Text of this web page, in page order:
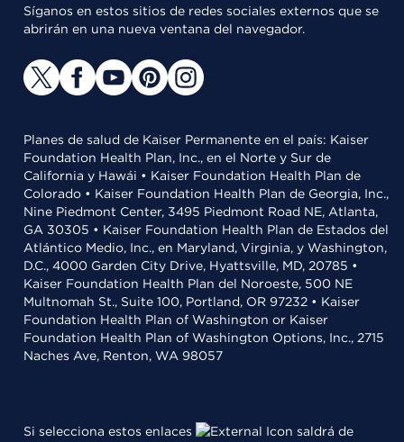
Síganos en estos sitios de redes sociales externos que se
abrirán en una nueva ventana del navegador.
Planes de salud de Kaiser Permanente en el país: Kaiser
Foundation Health Plan, Inc., en el Norte y Sur de
California y Hawái • Kaiser Foundation Health Plan de
Colorado • Kaiser Foundation Health Plan de Georgia, Inc.,
Nine Piedmont Center, 3495 Piedmont Road NE, Atlanta,
GA 30305 • Kaiser Foundation Health Plan de Estados del
Atlántico Medio, Inc., en Maryland, Virginia, y Washington,
D.C., 4000 Garden City Drive, Hyattsville, MD, 20785 •
Kaiser Foundation Health Plan del Noroeste, 500 NE
Multnomah St., Suite 100, Portland, OR 97232 • Kaiser
Foundation Health Plan of Washington or Kaiser
Foundation Health Plan of Washington Options, Inc., 2715
Naches Ave, Renton, WA 98057
Si selecciona estos enlaces saldrá de